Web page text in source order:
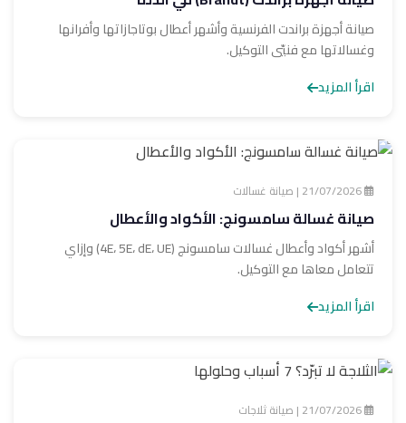
صيانة أجهزة براندت الفرنسية وأشهر أعطال بوتاجازاتها وأفرانها
وغسالاتها مع فنيّي التوكيل.
اقرأ المزيد
صيانة غسالة سامسونج: الأكواد والأعطال
أشهر أكواد وأعطال غسالات سامسونج (4E، 5E، dE، UE) وإزاي
تتعامل معاها مع التوكيل.
اقرأ المزيد